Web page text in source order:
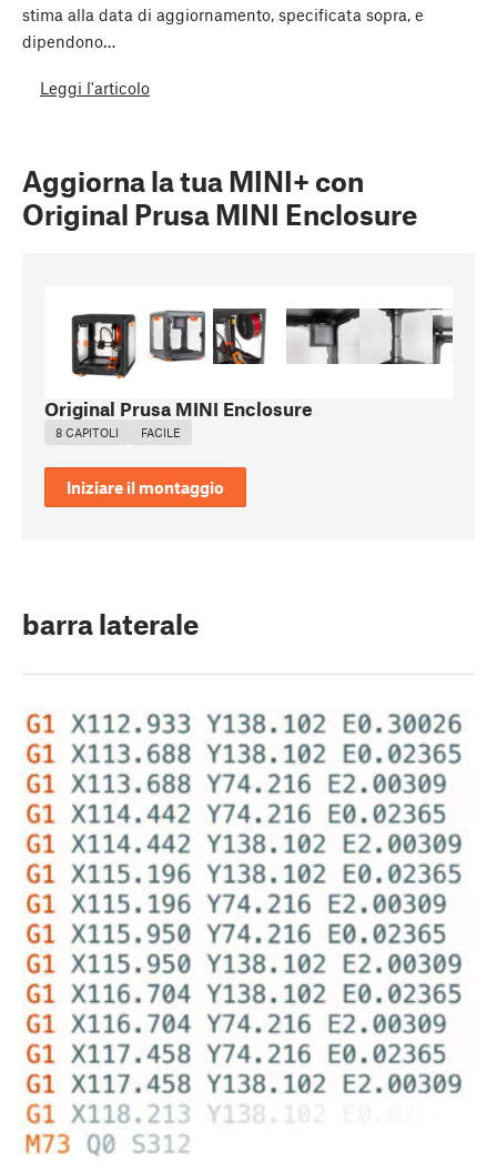
stima alla data di aggiornamento, specificata sopra, e
dipendono…
Leggi l'articolo
Aggiorna la tua MINI+ con
Original Prusa MINI Enclosure
Original Prusa MINI Enclosure
8 CAPITOLI FACILE
Iniziare il montaggio
barra laterale